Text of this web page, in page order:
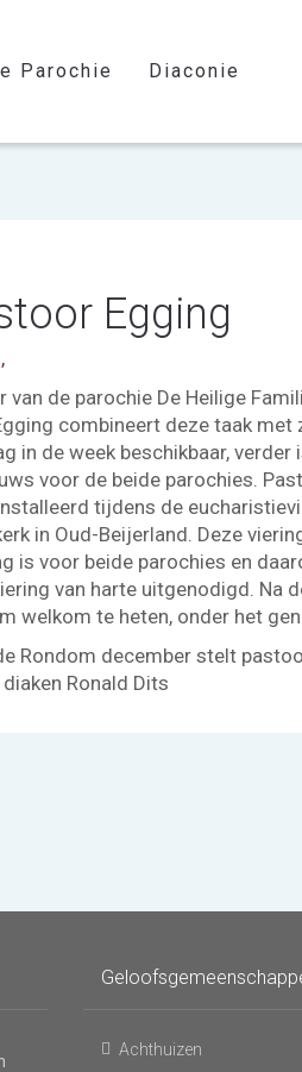
Parochie Diaconie
Egging
de parochie De Heilige
combineert deze taak
in de week beschikbaar,
voor de beide parochies.
tijdens de
in Oud-Beijerland. Deze
is voor beide parochies en
van harte uitgenodigd. Na
welkom te heten, onder het
Rondom december stelt
Ronald Dits
Achthuizen